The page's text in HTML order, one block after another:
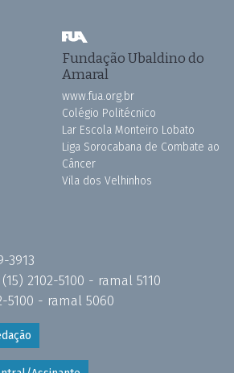
Fundação Ubaldino do
Amaral
www.fua.org.br
Colégio Politécnico
Lar Escola Monteiro Lobato
Liga Sorocabana de Combate ao
Câncer
Vila dos Velhinhos
3913
(15) 2102-5100 - ramal 5110
5100 - ramal 5060